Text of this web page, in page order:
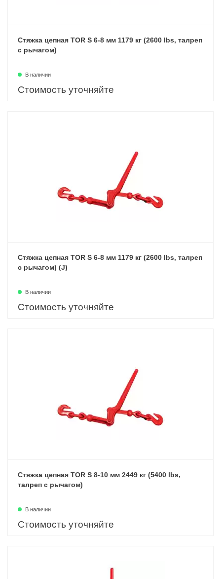
Стяжка цепная TOR S 6-8 мм 1179 кг (2600 lbs, талреп
с рычагом)
В наличии
Стоимость уточняйте
Стяжка цепная TOR S 6-8 мм 1179 кг (2600 lbs, талреп
с рычагом) (J)
В наличии
Стоимость уточняйте
Стяжка цепная TOR S 8-10 мм 2449 кг (5400 lbs,
талреп с рычагом)
В наличии
Стоимость уточняйте